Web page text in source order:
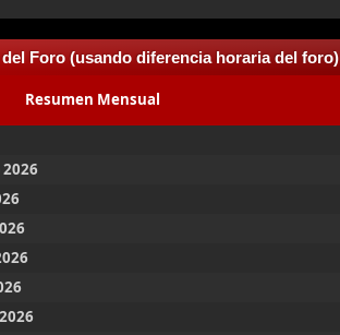
del Foro (usando diferencia horaria del foro)
Resumen Mensual